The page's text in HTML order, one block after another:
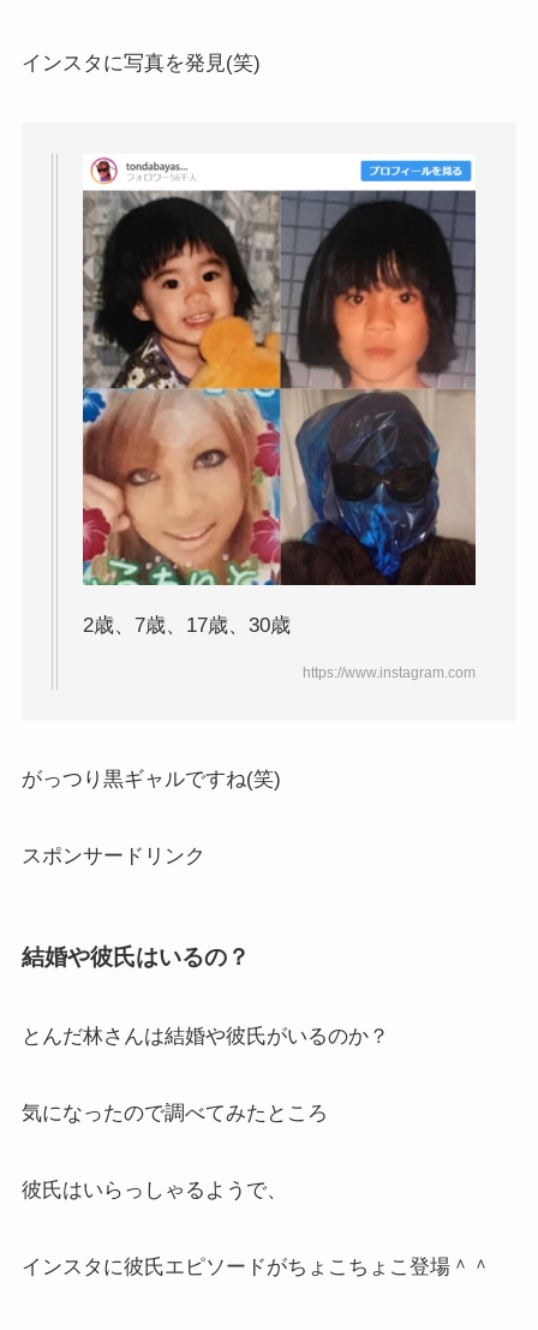
インスタに写真を発見(笑)
2歳、7歳、17歳、30歳
https://www.instagram.com
がっつり黒ギャルですね(笑)
スポンサードリンク
結婚や彼氏はいるの？
とんだ林さんは結婚や彼氏がいるのか？
気になったので調べてみたところ
彼氏はいらっしゃるようで、
インスタに彼氏エピソードがちょこちょこ登場＾＾